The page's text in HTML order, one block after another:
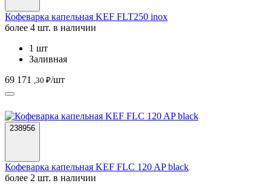
Кофеварка капельная KEF FLT250 inox
более 4 шт. в наличии
1 шт
Заливная
69 171
,30 ₽/шт
238956
Кофеварка капельная KEF FLC 120 AP black
более 2 шт. в наличии